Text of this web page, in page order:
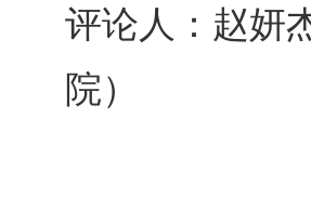
评论人：赵妍
院）